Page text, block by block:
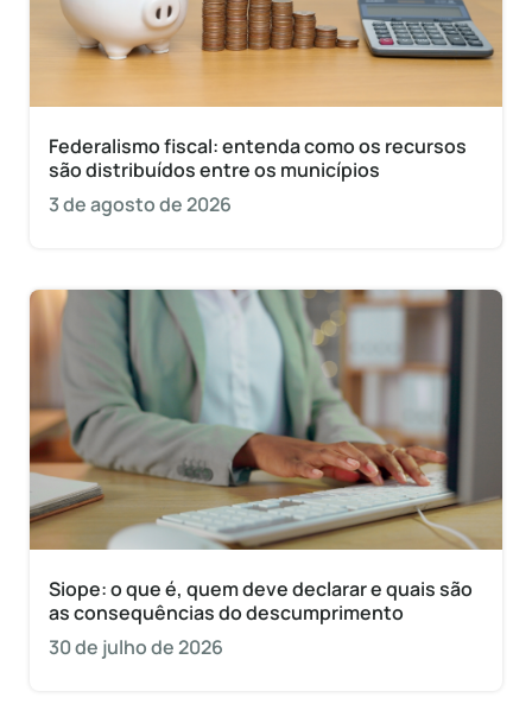
Federalismo fiscal: entenda como os recursos
são distribuídos entre os municípios
3 de agosto de 2026
Siope: o que é, quem deve declarar e quais são
as consequências do descumprimento
30 de julho de 2026